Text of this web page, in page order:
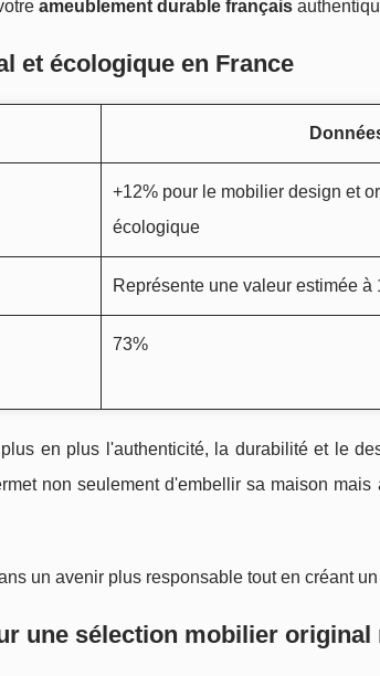
ameublement durable français
et écologique en France
+12% pour le mobilier design et
écologique
Représente une valeur estimée
73%
en plus l'authenticité, la durabilité et le
non seulement d'embellir sa maison
un avenir plus responsable tout en créant
une sélection mobilier original